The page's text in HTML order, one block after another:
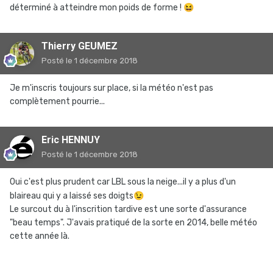
déterminé à atteindre mon poids de forme ! 😆
Thierry GEUMEZ
Posté le 1 décembre 2018
Je m'inscris toujours sur place, si la météo n'est pas
complètement pourrie...
Eric HENNUY
Posté le 1 décembre 2018
Oui c'est plus prudent car LBL sous la neige...il y a plus d'un
blaireau qui y a laissé ses doigts😉
Le surcout du à l'inscrition tardive est une sorte d'assurance
"beau temps". J'avais pratiqué de la sorte en 2014, belle météo
cette année là.